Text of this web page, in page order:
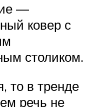
—
ковер с
столиком.
то в тренде
речь не